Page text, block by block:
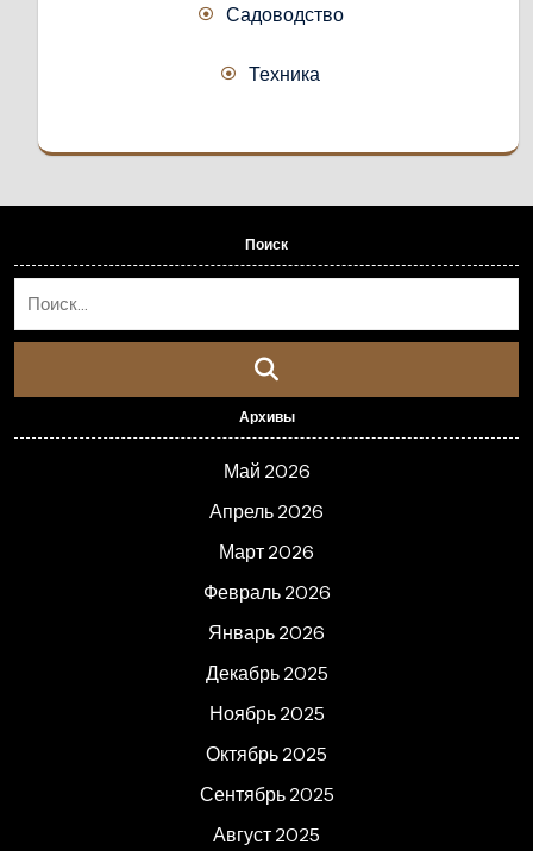
Садоводство
Техника
Поиск
Архивы
Май 2026
Апрель 2026
Март 2026
Февраль 2026
Январь 2026
Декабрь 2025
Ноябрь 2025
Октябрь 2025
Сентябрь 2025
Август 2025